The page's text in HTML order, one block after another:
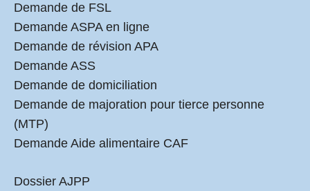
Demande de FSL
Demande ASPA en ligne
Demande de révision APA
Demande ASS
Demande de domiciliation
Demande de majoration pour tierce personne
(MTP)
Demande Aide alimentaire CAF
Dossier AJPP